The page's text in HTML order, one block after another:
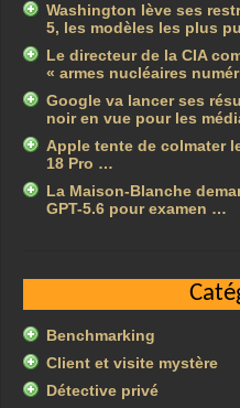
Washington lève ses
5, les modèles les plus
Le directeur de la CIA
« armes nucléaires
Google va lancer ses
noir en vue pour les
Apple tente de colmater
18 Pro …
La Maison-Blanche
GPT-5.6 pour examen …
Benchmarking
Client et visite mystère
Détective privé